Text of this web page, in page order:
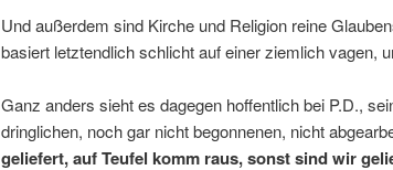
Und außerdem sind Kirche und Religion reine
basiert letztendlich schlicht auf einer ziemlich vagen,
Ganz anders sieht es dagegen hoffentlich bei P.D.,
dringlichen, noch gar nicht begonnenen, nicht
geliefert, auf Teufel komm raus, sonst sind wir